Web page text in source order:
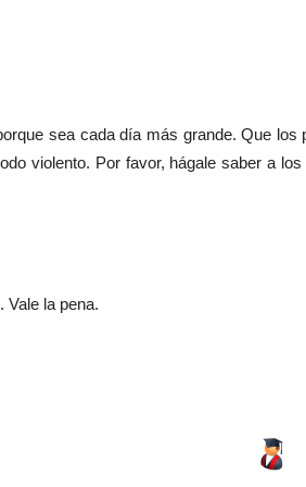
sea cada día más grande. Que
violento. Por favor, hágale saber a
Vale la pena.